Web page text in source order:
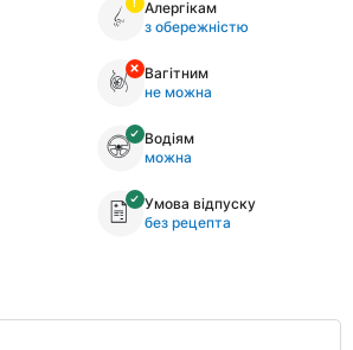
Алергікам
з обережністю
Вагітним
не можна
Водіям
можна
Умова відпуску
без рецепта